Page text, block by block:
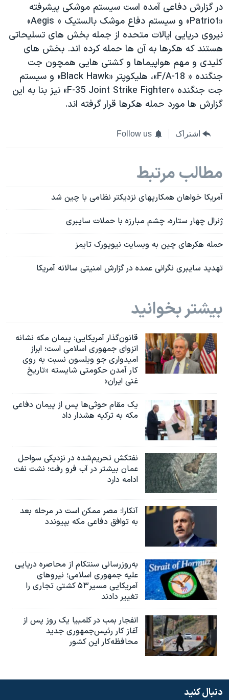
در گزارش دفاعی آمده است سیستم موشکی پیشرفته
«Patriot» و سیستم دفاع موشک بالستیک « Aegis»
نیروی دریایی ایالات متحده از جمله بخش های تسلیحاتی
هستند که هکرها به آن ها حمله کرده اند. بخش های
کلیدی و مهم هواپیماها و کشتی هایی همچون جت
جنگنده « F/A-18»، هلیکوپتر «Black Hawk» و سیستم
جت جنگنده «F-35 Joint Strike Fighter» نیز بنا به این
گزارش ها مورد حمله هکرها قرار گرفته اند.
اشتراک Follow us
مطالب مرتبط
آمریکا خواهان همکاریهای نزدیکتر نظامی با چین شد
ژنرال چهار ستاره، چشم مبارزه با حملات سایبری
حمله هکرهای چین به وبسایت نیویورک تایمز
تهدید سایبری نگرانی عمده در گزارش امنیتی سالانه آمریکا
بیشتر بخوانید
قانون‌گذار آمریکایی: پیمان مکه نشانه
انزوای جمهوری اسلامی است؛ ابراز
امیدواری جو ویلسون نسبت به روی
کار آمدن حکومتی شایسته «تاریخ
غنی ایران»
یک مقام حوثی‌ها پس از پیمان دفاعی
مکه به ترکیه هشدار داد
نفتکش تحریم‌شده در نزدیکی سواحل
عمان بیشتر در آب فرو رفت؛ نشت نفت
ادامه دارد
آنکارا: مصر ممکن است در مرحله بعد
به توافق دفاعی مکه بپیوندد
به‌روزرسانی سنتکام از محاصره دریایی
علیه جمهوری اسلامی؛ نیروهای
آمریکایی مسیر۵۳ کشتی تجاری را
تغییر دادند
انفجار بمب‌‌ در کلمبیا یک روز پس از
آغاز کار رئیس‌جمهوری جدید
محافظه‌کار این کشور
دنبال کنید